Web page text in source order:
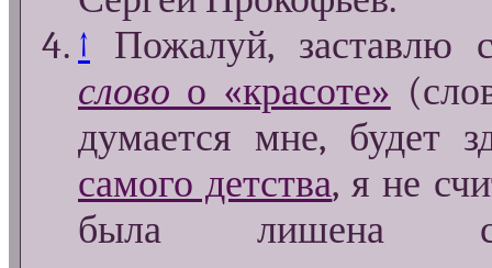
↑
Пожалуй, заставлю
слово о «красоте»
думается мне, будет
самого детства, я не
была лишена